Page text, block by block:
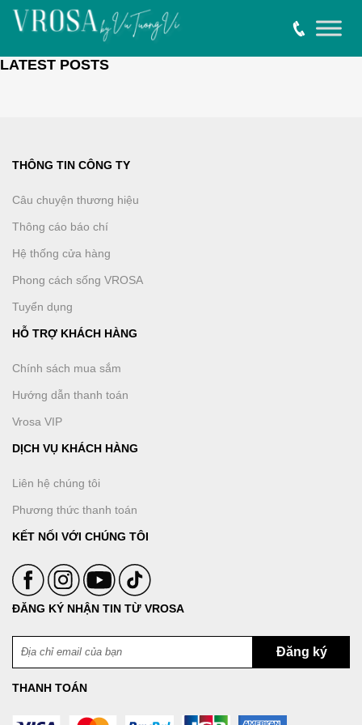
LATEST POSTS
THÔNG TIN CÔNG TY
Câu chuyện thương hiệu
Thông cáo báo chí
Hệ thống cửa hàng
Phong cách sống VROSA
Tuyển dụng
HỖ TRỢ KHÁCH HÀNG
Chính sách mua sắm
Hướng dẫn thanh toán
Vrosa VIP
DỊCH VỤ KHÁCH HÀNG
Liên hệ chúng tôi
Phương thức thanh toán
KẾT NỐI VỚI CHÚNG TÔI
ĐĂNG KÝ NHẬN TIN TỪ VROSA
THANH TOÁN